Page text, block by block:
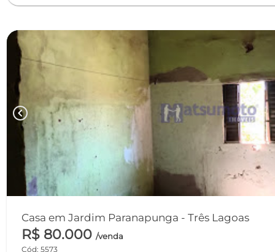
chevron_left
Casa em Jardim Paranapunga - Três Lagoas
R$ 80.000 /venda
Cód: 5573